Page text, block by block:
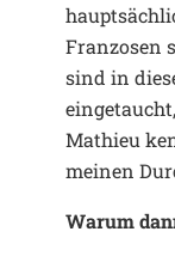
Franzosen
sind in
Mathieu
meinen
Warum